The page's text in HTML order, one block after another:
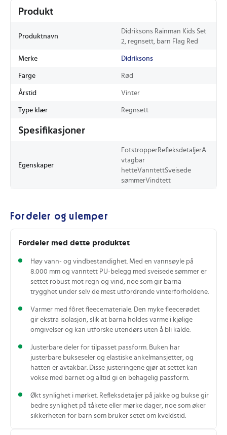
Produkt
Produktnavn
Didriksons Rainman Kids Set
2, regnsett, barn Flag Red
Merke Didriksons
Farge Rød
Årstid Vinter
Type klær Regnsett
Spesifikasjoner
Egenskaper
FotstropperRefleksdetaljerA
vtagbar
hetteVanntettSveisede
sømmerVindtett
Fordeler og ulemper
Fordeler med dette produktet
Høy vann- og vindbestandighet. Med en vannsøyle på
8.000 mm og vanntett PU-belegg med sveisede sømmer er
settet robust mot regn og vind, noe som gir barna
trygghet under selv de mest utfordrende vinterforholdene.
Varmer med fôret fleecemateriale. Den myke fleecerødet
gir ekstra isolasjon, slik at barna holdes varme i kjølige
omgivelser og kan utforske utendørs uten å bli kalde.
Justerbare deler for tilpasset passform. Buken har
justerbare bukseseler og elastiske ankelmansjetter, og
hatten er avtakbar. Disse justeringene gjør at settet kan
vokse med barnet og alltid gi en behagelig passform.
Økt synlighet i mørket. Refleksdetaljer på jakke og bukse gir
bedre synlighet på tåkete eller mørke dager, noe som øker
sikkerheten for barn som bruker setet om kveldstid.